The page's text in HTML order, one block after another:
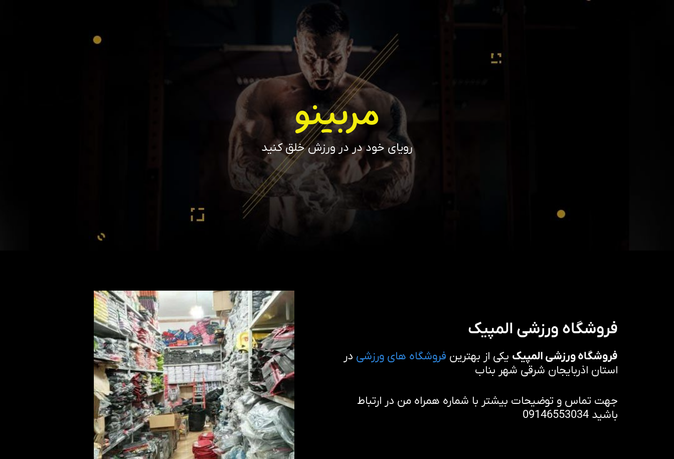
مربینو
رویای خود در در ورزش خلق کنید
فروشگاه ورزشی المپیک
فروشگاه ورزشی المپیک یکی از بهترین فروشگاه های ورزشی در
استان اذربایجان شرقی شهر بناب
جهت تماس و توضیحات بیشتر با شماره همراه من در ارتباط
باشید 09146553034